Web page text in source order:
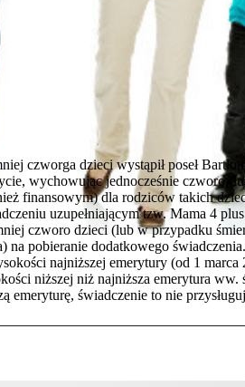
czworga dzieci wystąpił poseł
wychowując jednocześnie czworo
finansowym) dla rodziców takich
uzupełniającym tzw. Mama 4
czworo dzieci (lub w przypadku
pobieranie dodatkowego
najniższej emerytury (od 1 marca
niższej niż najniższa emerytura ww.
świadczenie to nie